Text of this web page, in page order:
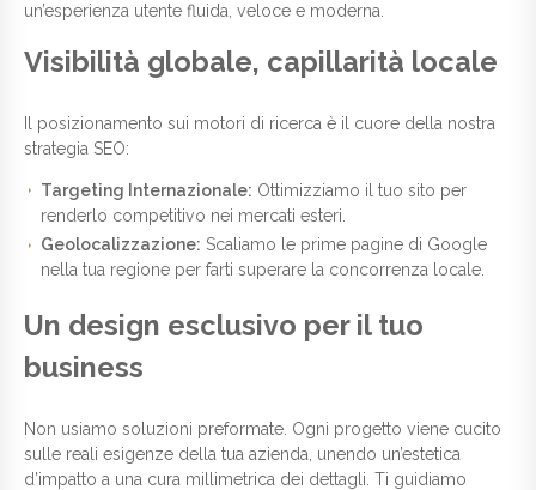
un’esperienza utente fluida, veloce e moderna.
Visibilità globale, capillarità locale
Il posizionamento sui motori di ricerca è il cuore della nostra
strategia SEO:
Targeting Internazionale: Ottimizziamo il tuo sito per
renderlo competitivo nei mercati esteri.
Geolocalizzazione: Scaliamo le prime pagine di Google
nella tua regione per farti superare la concorrenza locale.
Un design esclusivo per il tuo
business
Non usiamo soluzioni preformate. Ogni progetto viene cucito
sulle reali esigenze della tua azienda, unendo un’estetica
d’impatto a una cura millimetrica dei dettagli. Ti guidiamo